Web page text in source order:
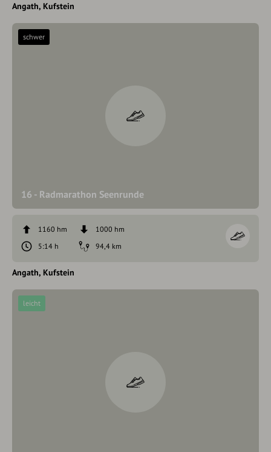
Angath Kufstein
16 - Radmarathon Seenrunde
schwer
1160 hm
1000 hm
5:14 h
94,4 km
Angath Kufstein
leicht